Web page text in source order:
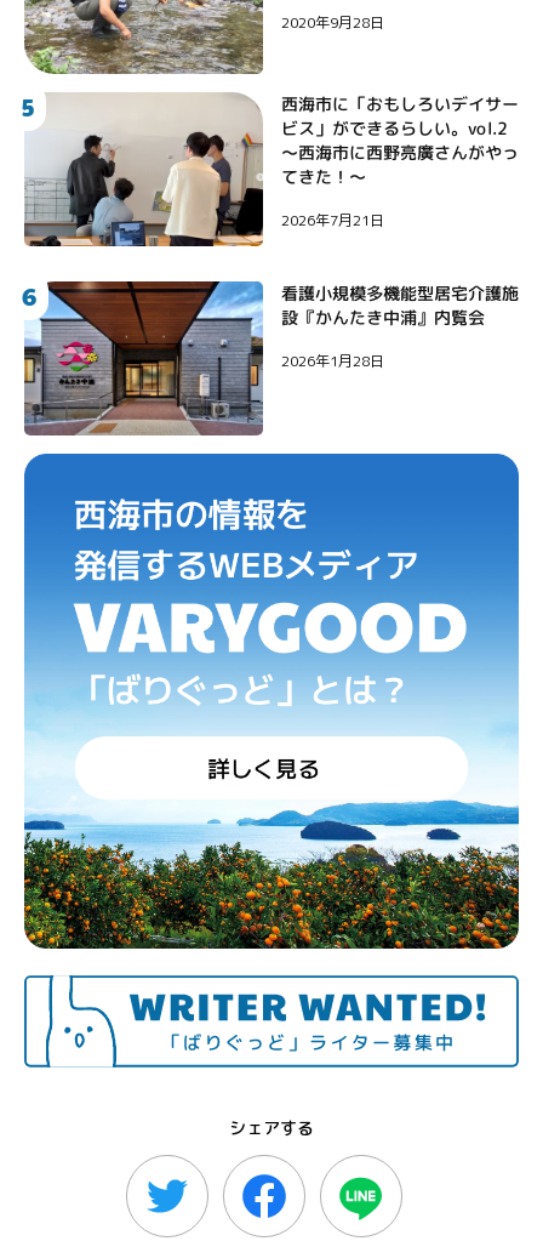
2020年9月28日
5 西海市に「おもしろいデイサー
ビス」ができるらしい。vol.2
〜西海市に西野亮廣さんがやっ
てきた！〜
2026年7月21日
6 看護小規模多機能型居宅介護施
設『かんたき中浦』内覧会
2026年1月28日
シェアする